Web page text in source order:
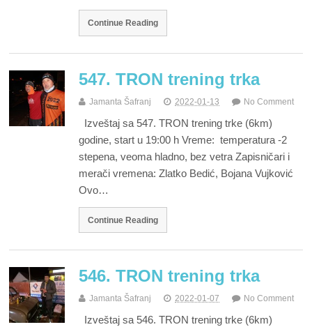
Continue Reading
547. TRON trening trka
Jamanta Šafranj 2022-01-13 No Comment
Izveštaj sa 547. TRON trening trke (6km)
godine, start u 19:00 h Vreme: temperatura -2
stepena, veoma hladno, bez vetra Zapisničari i
merači vremena: Zlatko Bedić, Bojana Vujković
Ovo…
Continue Reading
546. TRON trening trka
Jamanta Šafranj 2022-01-07 No Comment
Izveštaj sa 546. TRON trening trke (6km)